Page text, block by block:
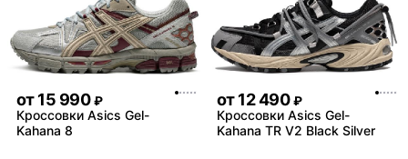
от15 990 ₽
Кроссовки Asics Gel-
Kahana 8
от12 490 ₽
Кроссовки Asics Gel-
Kahana TR V2 Black Silver